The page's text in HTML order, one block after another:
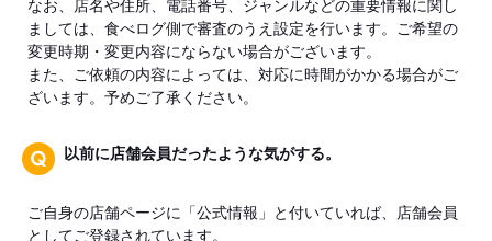
なお、店名や住所、電話番号、ジャンルなどの重要情報に関し
ましては、食べログ側で審査のうえ設定を行います。ご希望の
変更時期・変更内容にならない場合がございます。
また、ご依頼の内容によっては、対応に時間がかかる場合がご
ざいます。予めご了承ください。
以前に店舗会員だったような気がする。
ご自身の店舗ページに「公式情報」と付いていれば、店舗会員
としてご登録されています。